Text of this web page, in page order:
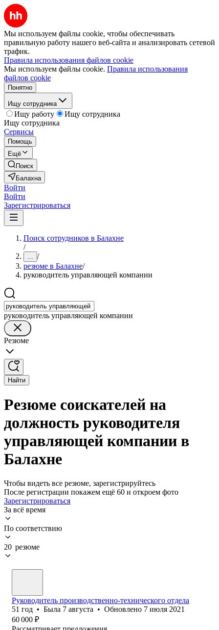
Мы используем файлы cookie, чтобы обеспечивать
правильную работу нашего веб-сайта и анализировать сетевой
трафик.
Правила использования файлов cookie
Мы используем файлы cookie. Правила использования
файлов cookie
Понятно
Ищу сотрудника
Ищу работу
Ищу сотрудника
Ищу сотрудника
Сервисы
Помощь
Ещё
Поиск
Балахна
Войти
Войти
Зарегистрироваться
Поиск сотрудников в Балахне
/
... /
резюме в Балахне/
руководитель управляющей компании
руководитель управляющей компании
Резюме
Найти
Резюме соискателей на
должность руководителя
управляющей компании в
Балахне
Чтобы видеть все резюме, зарегистрируйтесь
После регистрации покажем ещё 60 и откроем фото
Зарегистрироваться
За всё время
По соответствию
20 резюме
Руководитель производственно-технического отдела
51 год • Была 7 августа • Обновлено 7 июля 2021
60 000 ₽